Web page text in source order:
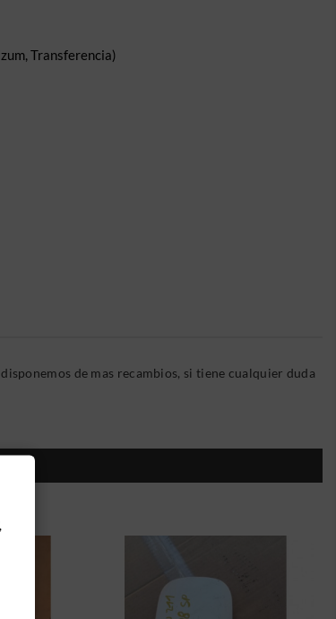
Transferencia)
de mas recambios, si tiene cualquier duda